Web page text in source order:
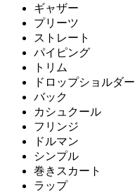
ギャザー
プリーツ
ストレート
パイピング
トリム
ドロップショルダー
バック
カシュクール
フリンジ
ドルマン
シンプル
巻きスカート
ラップ